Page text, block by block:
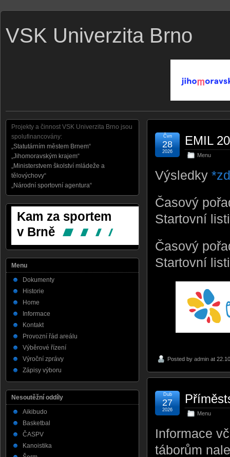
VSK Univerzita Brno
EMIL
Menu
Čvn
28
2026
Výsledky
Časový
Startovní
Časový
Startovní
Posted by admin at 22.10
Menu
Dub
27
2026
Informace
táborům
Projekty a činnost VSK Univerzita Brno jsou
spolufinancovány:
„Statutárním městem Brnem“
„Jihomoravským krajem“
„Ministerstvem školství mládeže a
tělovýchovy“
„Národní sportovní agentura“
Menu
Dokumenty
Historie
Home
Informace
Kontakt
Provozní řád areálu
Výběrové řízení
Výroční zprávy
Zápisy výboru
Nesoutěžní oddíly
Aikibudo
Basketbal
ČASPV
Kanoistika